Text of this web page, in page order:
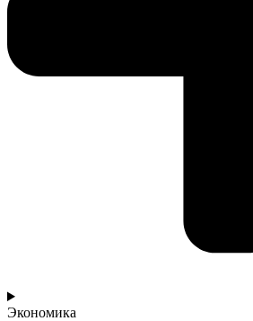
Экономика